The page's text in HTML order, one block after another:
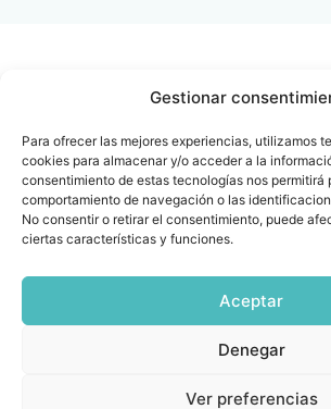
Gestionar
Para ofrecer las mejores experiencias, utilizamos
cookies para almacenar y/o acceder a la
consentimiento de estas tecnologías nos permitirá
comportamiento de navegación o las
No consentir o retirar el consentimiento, puede
ciertas características y funciones.
Aceptar
Denegar
Ver preferencias